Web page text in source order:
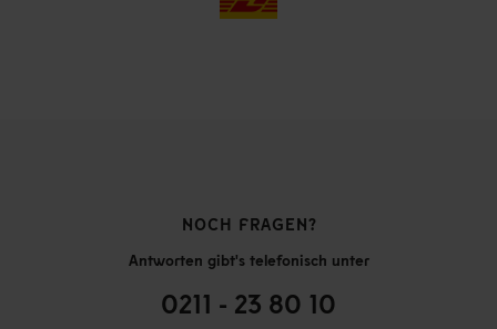
NOCH FRAGEN?
Antworten gibt's telefonisch unter
0211 - 23 80 10